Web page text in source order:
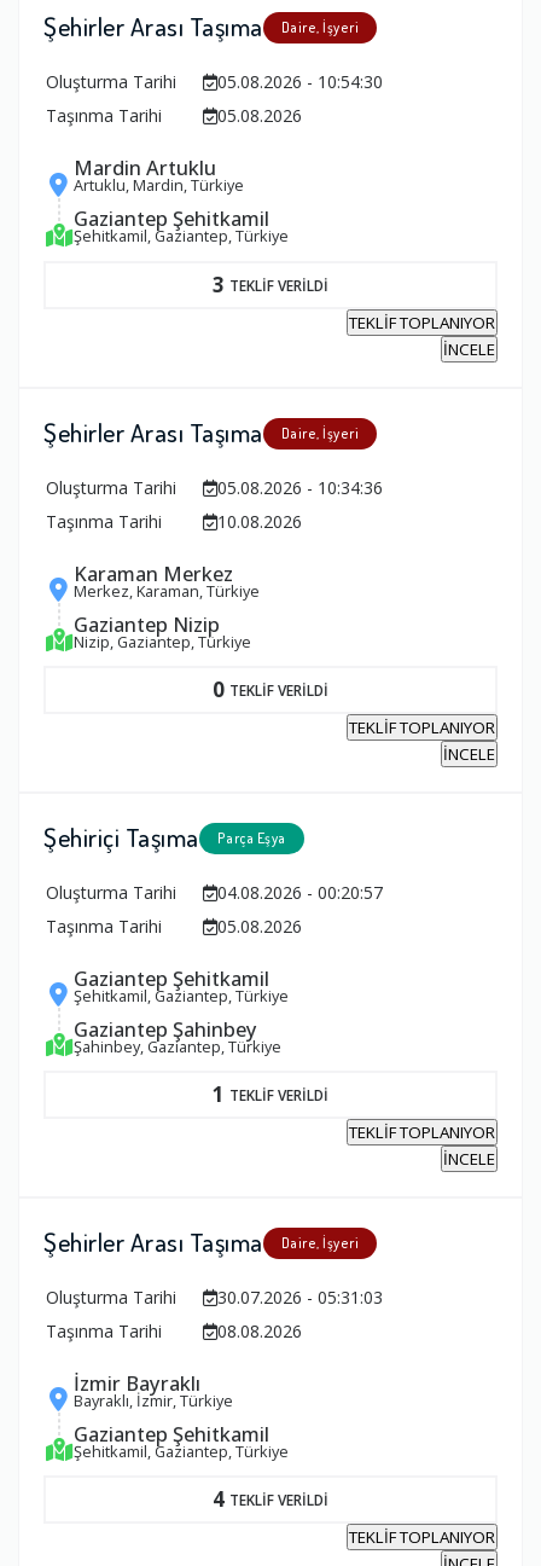
Şehirler Arası Taşıma Daire, İşyeri
Oluşturma Tarihi
05.08.2026 - 10:54:30
Taşınma Tarihi
05.08.2026
Mardin Artuklu
Artuklu, Mardin, Türkiye
Gaziantep Şehitkamil
Şehitkamil, Gaziantep, Türkiye
3 TEKLİF VERİLDİ
TEKLİF TOPLANIYOR
İNCELE
Şehirler Arası Taşıma Daire, İşyeri
Oluşturma Tarihi
05.08.2026 - 10:34:36
Taşınma Tarihi
10.08.2026
Karaman Merkez
Merkez, Karaman, Türkiye
Gaziantep Nizip
Nizip, Gaziantep, Türkiye
0 TEKLİF VERİLDİ
TEKLİF TOPLANIYOR
İNCELE
Şehiriçi Taşıma Parça Eşya
Oluşturma Tarihi
04.08.2026 - 00:20:57
Taşınma Tarihi
05.08.2026
Gaziantep Şehitkamil
Şehitkamil, Gaziantep, Türkiye
Gaziantep Şahinbey
Şahinbey, Gaziantep, Türkiye
1 TEKLİF VERİLDİ
TEKLİF TOPLANIYOR
İNCELE
Şehirler Arası Taşıma Daire, İşyeri
Oluşturma Tarihi
30.07.2026 - 05:31:03
Taşınma Tarihi
08.08.2026
İzmir Bayraklı
Bayraklı, İzmir, Türkiye
Gaziantep Şehitkamil
Şehitkamil, Gaziantep, Türkiye
4 TEKLİF VERİLDİ
TEKLİF TOPLANIYOR